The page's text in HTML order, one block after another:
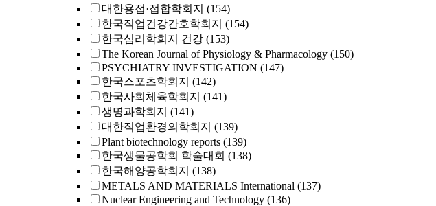
대한용접·접합학회지 (154)
한국직업건강간호학회지 (154)
한국심리학회지 건강 (153)
The Korean Journal of Physiology & Pharmacology (150)
PSYCHIATRY INVESTIGATION (147)
한국스포츠학회지 (142)
한국사회체육학회지 (141)
생명과학회지 (141)
대한직업환경의학회지 (139)
Plant biotechnology reports (139)
한국생물공학회 학술대회 (138)
한국해양공학회지 (138)
METALS AND MATERIALS International (137)
Nuclear Engineering and Technology (136)